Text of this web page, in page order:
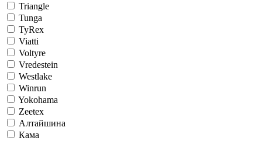
Triangle
Tunga
TyRex
Viatti
Voltyre
Vredestein
Westlake
Winrun
Yokohama
Zeetex
Алтайшина
Кама